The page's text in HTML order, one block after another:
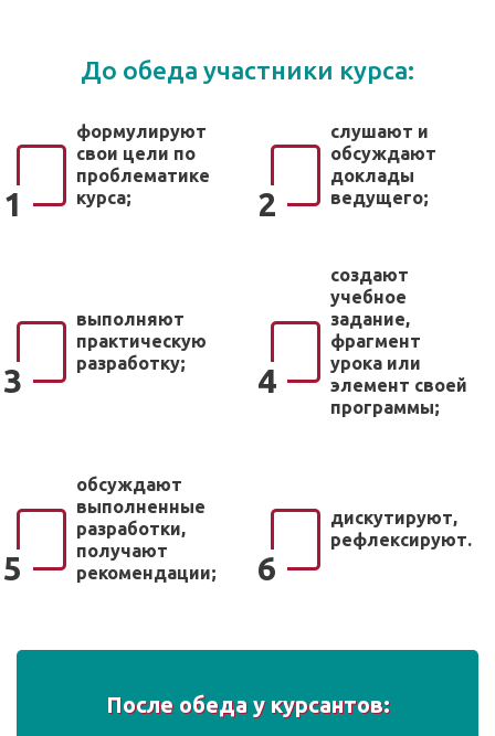
До обеда участники курса:
1
формулируют
свои цели по
проблематике
курса;
2
слушают и
обсуждают
доклады
ведущего;
3
выполняют
практическую
разработку;
4
создают
учебное
задание,
фрагмент
урока или
элемент своей
программы;
5
обсуждают
выполненные
разработки,
получают
рекомендации;
6
дискутируют,
рефлексируют.
После обеда у курсантов: